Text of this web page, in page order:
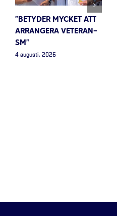
”BETYDER MYCKET ATT
ARRANGERA VETERAN-
SM”
4 augusti, 2026